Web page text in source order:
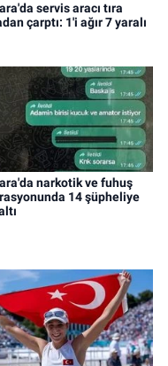
servis aracı tıra
çarptı: 1'i ağır 7 yaralı
narkotik ve fuhuş
14 şüpheliye